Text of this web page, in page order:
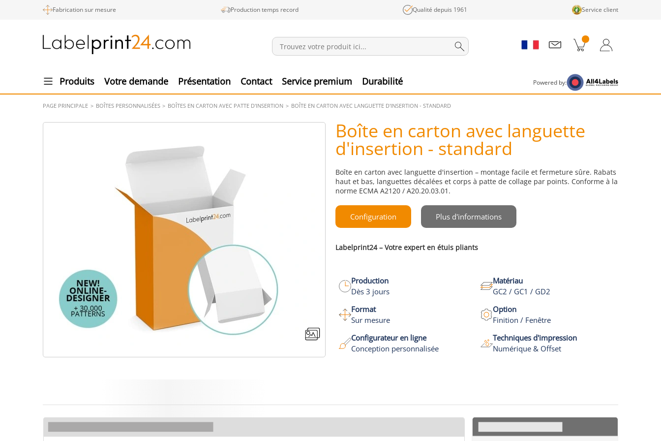
Fabrication sur mesure Production temps record Qualité depuis 1961 Service client
Produits Votre demande Présentation Contact Service premium Durabilité Powered by:
PAGE PRINCIPALE BOÎTES PERSONNALISÉES BOÎTES EN CARTON AVEC PATTE D'INSERTION BOÎTE EN CARTON AVEC LANGUETTE D'INSERTION - STANDARD
Boîte en carton avec languette
d'insertion - standard
Boîte en carton avec languette d'insertion – montage facile et fermeture sûre. Rabats
haut et bas, languettes décalées et corps à patte de collage par points. Conforme à la
norme ECMA A2120 / A20.20.03.01.
Configuration Plus d'informations
Labelprint24 – Votre expert en étuis pliants
Production
Dès 3 jours
Matériau
GC2 / GC1 / GD2
Format
Sur mesure
Option
Finition / Fenêtre
Configurateur en ligne
Conception personnalisée
Techniques d'impression
Numérique & Offset